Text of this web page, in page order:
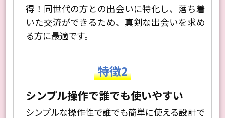
30代が選ぶ恋活・婚活サイトで高評価を獲
得！同世代の方との出会いに特化し、落ち着
いた交流ができるため、真剣な出会いを求め
特徴2
シンプル操作で誰でも使いやすい